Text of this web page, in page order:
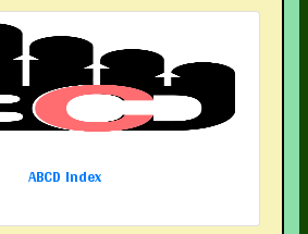
ABCD Index